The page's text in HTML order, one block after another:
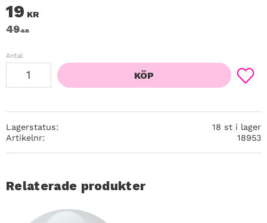
Nedsatt pris:
19 KR
Ordinarie pris:
49KR
Antal
KÖP
Lägg
Lagerstatus
18 st i lager
Artikelnr
18953
Relaterade produkter